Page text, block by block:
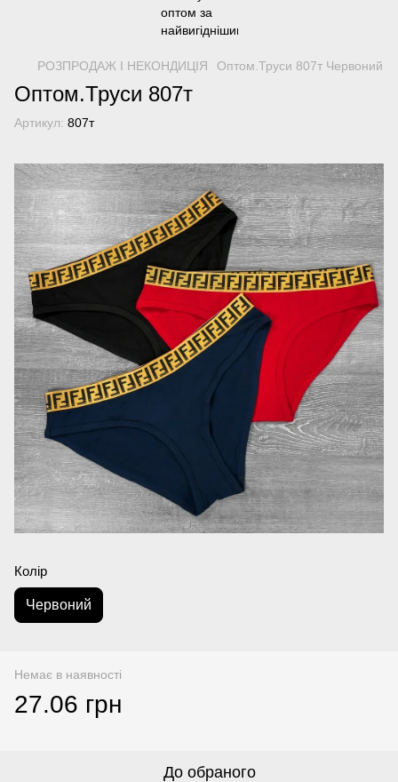
РОЗПРОДАЖ І НЕКОНДИЦІЯ Оптом.Труси 807т Червоний
Оптом.Труси 807т
Артикул: 807т
Колір
Червоний
Немає в наявності
27.06 грн
До обраного